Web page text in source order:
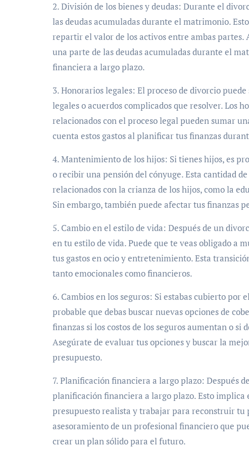
2. División de los bienes y deudas: Durante el
las deudas acumuladas durante el matrimonio.
repartir el valor de los activos entre ambas partes.
una parte de las deudas acumuladas durante el
financiera a largo plazo.
3. Honorarios legales: El proceso de divorcio
legales o acuerdos complicados que resolver. Los
relacionados con el proceso legal pueden sumar
cuenta estos gastos al planificar tus finanzas
4. Mantenimiento de los hijos: Si tienes hijos, es
o recibir una pensión del cónyuge. Esta cantidad
relacionados con la crianza de los hijos, como la
Sin embargo, también puede afectar tus finanzas
5. Cambio en el estilo de vida: Después de un
en tu estilo de vida. Puede que te veas obligado a
tus gastos en ocio y entretenimiento. Esta
tanto emocionales como financieros.
6. Cambios en los seguros: Si estabas cubierto por
probable que debas buscar nuevas opciones de
finanzas si los costos de los seguros aumentan o
Asegúrate de evaluar tus opciones y buscar la
presupuesto.
7. Planificación financiera a largo plazo: Después
planificación financiera a largo plazo. Esto
presupuesto realista y trabajar para reconstruir tu
asesoramiento de un profesional financiero que
crear un plan sólido para el futuro.